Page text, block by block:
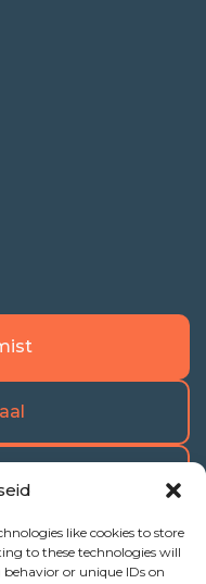
like cookies to store
to these technologies will
or unique IDs on